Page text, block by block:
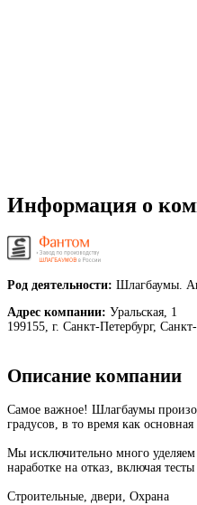
Информация о
Род деятельности: Шлагбаумы.
Адрес компании: Уральская, 1
199155, г. Санкт-Петербург,
Описание компании
Самое важное! Шлагбаумы
градусов, в то время как
Мы исключительно много
наработке на отказ, включая
Строительные, двери, Охрана